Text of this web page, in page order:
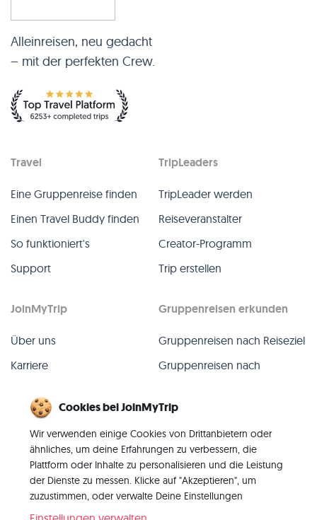
Alleinreisen, neu gedacht
– mit der perfekten Crew.
Travel
Eine Gruppenreise finden
Einen Travel Buddy finden
So funktioniert's
Support
TripLeaders
TripLeader werden
Reiseveranstalter
Creator-Programm
Trip erstellen
JoinMyTrip
Über uns
Karriere
Blog
Kontakt
Gruppenreisen erkunden
Gruppenreisen nach Reiseziel
Gruppenreisen nach
Alle Gruppenreisen
Vergangene Gruppenreisen
Alle Kategorien
Cookies bei JoinMyTrip
Wir verwenden einige Cookies von Drittanbietern oder
ähnliches, um deine Erfahrungen zu verbessern, die
Plattform oder Inhalte zu personalisieren und die Leistung
der Dienste zu messen. Klicke auf "Akzeptieren", um
zuzustimmen, oder verwalte Deine Einstellungen